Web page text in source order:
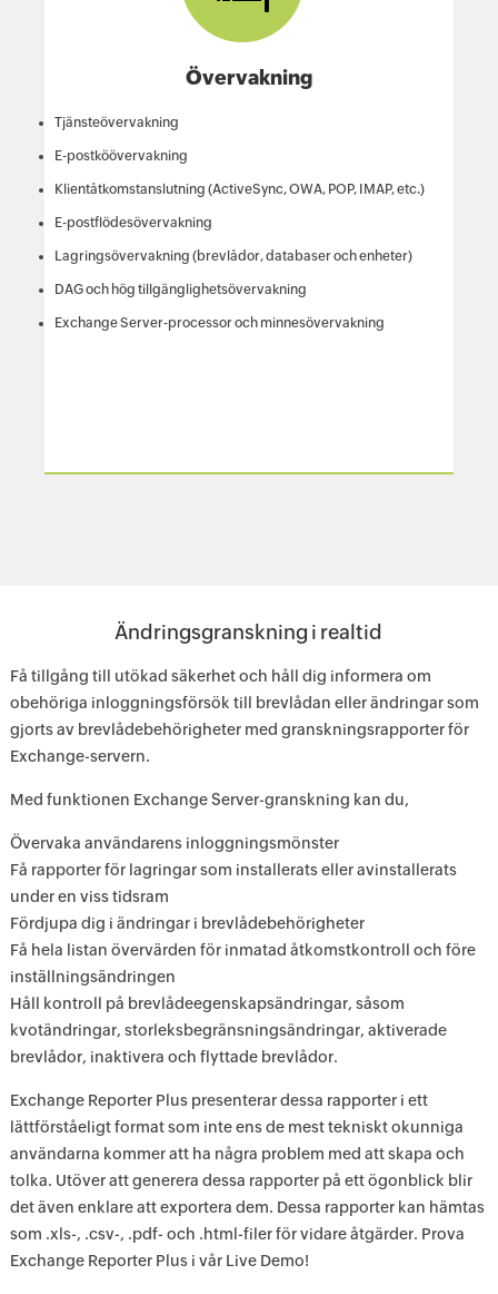
Övervakning
Tjänsteövervakning
E-postköövervakning
Klientåtkomstanslutning (ActiveSync, OWA, POP, IMAP, etc.)
E-postflödesövervakning
Lagringsövervakning (brevlådor, databaser och enheter)
DAG och hög tillgänglighetsövervakning
Exchange Server-processor och minnesövervakning
Ändringsgranskning i realtid
Få tillgång till utökad säkerhet och håll dig informera om
obehöriga inloggningsförsök till brevlådan eller ändringar som
gjorts av brevlådebehörigheter med granskningsrapporter för
Exchange-servern.
Med funktionen Exchange Server-granskning kan du,
Övervaka användarens inloggningsmönster
Få rapporter för lagringar som installerats eller avinstallerats
under en viss tidsram
Fördjupa dig i ändringar i brevlådebehörigheter
Få hela listan övervärden för inmatad åtkomstkontroll och före
inställningsändringen
Håll kontroll på brevlådeegenskapsändringar, såsom
kvotändringar, storleksbegränsningsändringar, aktiverade
brevlådor, inaktivera och flyttade brevlådor.
Exchange Reporter Plus presenterar dessa rapporter i ett
lättförståeligt format som inte ens de mest tekniskt okunniga
användarna kommer att ha några problem med att skapa och
tolka. Utöver att generera dessa rapporter på ett ögonblick blir
det även enklare att exportera dem. Dessa rapporter kan hämtas
som .xls-, .csv-, .pdf- och .html-filer för vidare åtgärder. Prova
Exchange Reporter Plus i vår Live Demo!